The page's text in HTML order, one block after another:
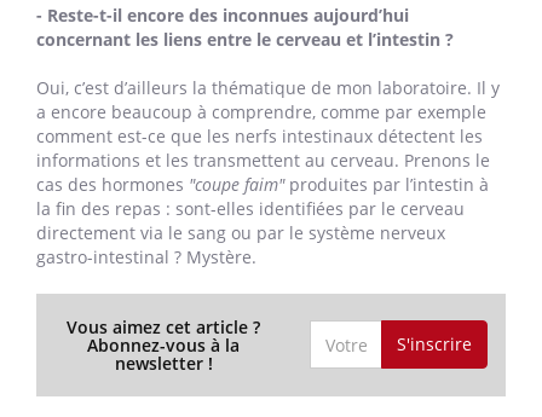
- Reste-t-il encore des inconnues aujourd’hui
concernant les liens entre le cerveau et l’intestin ?
Oui, c’est d’ailleurs la thématique de mon laboratoire. Il y
a encore beaucoup à comprendre, comme par exemple
comment est-ce que les nerfs intestinaux détectent les
informations et les transmettent au cerveau. Prenons le
cas des hormones "coupe faim"produites par l’intestin à
la fin des repas : sont-elles identifiées par le cerveau
directement via le sang ou par le système nerveux
gastro-intestinal ? Mystère.
Vous aimez cet article ?
Abonnez-vous à la
newsletter !
S'inscrire